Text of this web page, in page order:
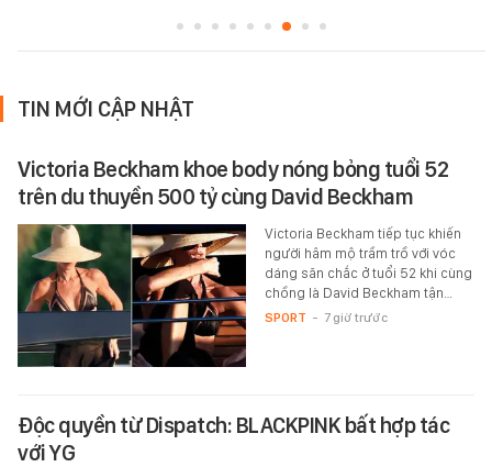
TIN MỚI CẬP NHẬT
Victoria Beckham khoe body nóng bỏng tuổi 52
trên du thuyền 500 tỷ cùng David Beckham
Victoria Beckham tiếp tục khiến
người hâm mộ trầm trồ với vóc
dáng săn chắc ở tuổi 52 khi cùng
chồng là David Beckham tận…
SPORT - 7 giờ trước
Độc quyền từ Dispatch: BLACKPINK bất hợp tác
với YG